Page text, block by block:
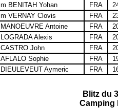
m BENITAH Yohan FRA
m VERNAY Clovis FRA
MANOEUVRE Antoine FRA
LOGRADA Alexis FRA
CASTRO John FRA
AFLALO Sophie FRA
DIEULEVEUT Aymeric FRA
Blitz du
Camping